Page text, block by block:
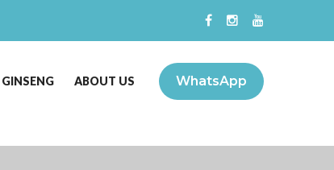
WhatsApp
GINSENG ABOUT US